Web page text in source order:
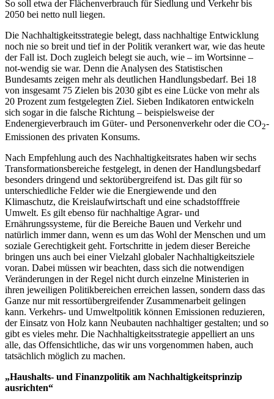
So soll etwa der Flächenverbrauch für Siedlung und Verkehr bis
2050 bei netto null liegen.
Die Nachhaltigkeitsstrategie belegt, dass nachhaltige Entwicklung
noch nie so breit und tief in der Politik verankert war, wie das heute
der Fall ist. Doch zugleich belegt sie auch, wie – im Wortsinne –
not-wendig sie war. Denn die Analysen des Statistischen
Bundesamts zeigen mehr als deutlichen Handlungsbedarf. Bei 18
von insgesamt 75 Zielen bis 2030 gibt es eine Lücke von mehr als
20 Prozent zum festgelegten Ziel. Sieben Indikatoren entwickeln
sich sogar in die falsche Richtung – beispielsweise der
Endenergieverbrauch im Güter- und Personenverkehr oder die CO2-
Emissionen des privaten Konsums.
Nach Empfehlung auch des Nachhaltigkeitsrates haben wir sechs
Transformationsbereiche festgelegt, in denen der Handlungsbedarf
besonders dringend und sektorübergreifend ist. Das gilt für so
unterschiedliche Felder wie die Energiewende und den
Klimaschutz, die Kreislaufwirtschaft und eine schadstofffreie
Umwelt. Es gilt ebenso für nachhaltige Agrar- und
Ernährungssysteme, für die Bereiche Bauen und Verkehr und
natürlich immer dann, wenn es um das Wohl der Menschen und um
soziale Gerechtigkeit geht. Fortschritte in jedem dieser Bereiche
bringen uns auch bei einer Vielzahl globaler Nachhaltigkeitsziele
voran. Dabei müssen wir beachten, dass sich die notwendigen
Veränderungen in der Regel nicht durch einzelne Ministerien in
ihren jeweiligen Politikbereichen erreichen lassen, sondern dass das
Ganze nur mit ressortübergreifender Zusammenarbeit gelingen
kann. Verkehrs- und Umweltpolitik können Emissionen reduzieren,
der Einsatz von Holz kann Neubauten nachhaltiger gestalten; und so
gibt es vieles mehr. Die Nachhaltigkeitsstrategie appelliert an uns
alle, das Offensichtliche, das wir uns vorgenommen haben, auch
tatsächlich möglich zu machen.
„Haushalts- und Finanzpolitik am Nachhaltigkeitsprinzip
ausrichten“